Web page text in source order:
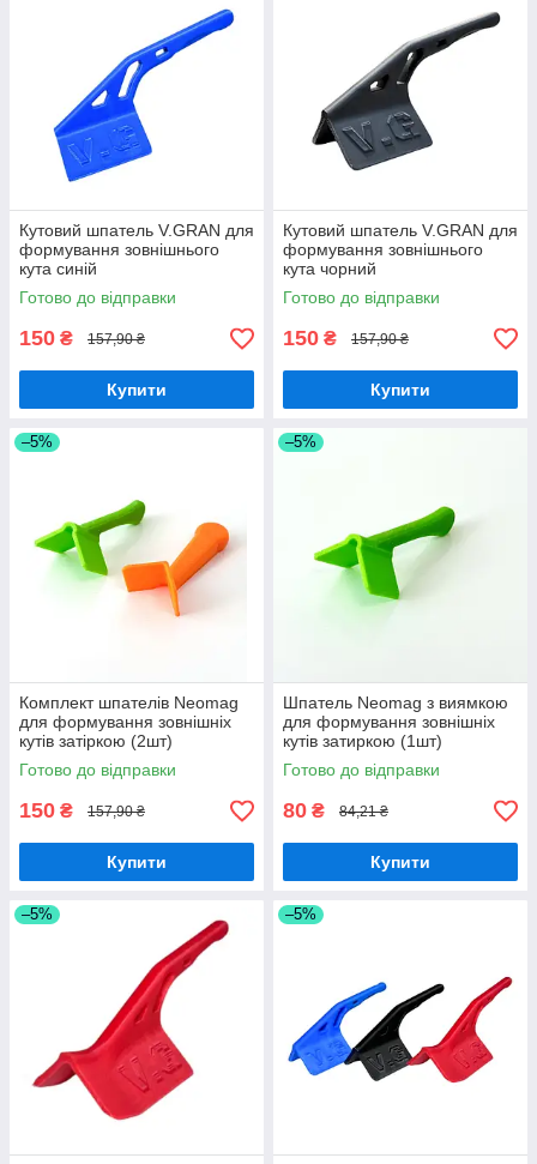
Кутовий шпатель V.GRAN для
формування зовнішнього
кута синій
Готово до відправки
150 ₴ 157,90 ₴
Купити
Кутовий шпатель V.GRAN для
формування зовнішнього
кута чорний
Готово до відправки
150 ₴ 157,90 ₴
Купити
–5%
Комплект шпателів Neomag
для формування зовнішніх
кутів затіркою (2шт)
Готово до відправки
150 ₴ 157,90 ₴
Купити
–5%
Шпатель Neomag з виямкою
для формування зовнішніх
кутів затиркою (1шт)
Готово до відправки
80 ₴ 84,21 ₴
Купити
–5% –5%